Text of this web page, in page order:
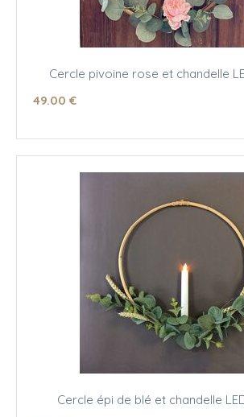
Cercle pivoine rose et chandelle
49.00 €
Cercle épi de blé et chandelle